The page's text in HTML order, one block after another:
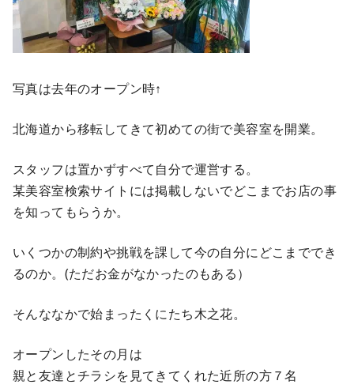
写真は去年のオープン時↑
北海道から移転してきて初めての街で美容室を開業。
スタッフは置かずすべて自分で運営する。
某美容室検索サイトには掲載しないでどこまでお店の事
を知ってもらうか。
いくつかの制約や挑戦を課して今の自分にどこまででき
るのか。(ただお金がなかったのもある）
そんななかで始まったくにたち木之花。
オープンしたその月は
親と友達とチラシを見てきてくれた近所の方７名